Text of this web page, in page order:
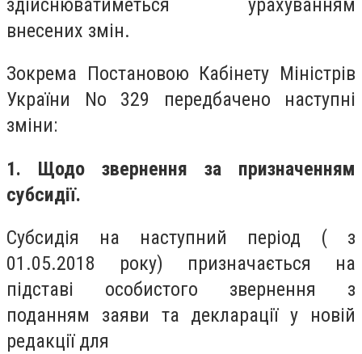
внесених змін.
Зокрема Постановою Кабінету Міністрів
України No 329 передбачено наступні
зміни:
1. Щодо звернення за призначенням
субсидії.
Субсидія на наступний період ( з
01.05.2018 року) призначається на
підставі особистого звернення з
поданням заяви та декларації у новій
редакції для